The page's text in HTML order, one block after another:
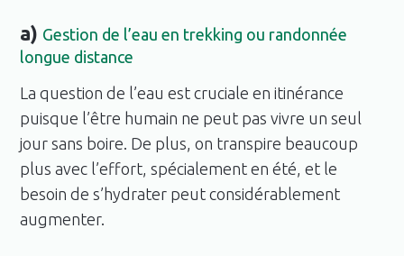
a) Gestion de l’eau en trekking ou randonnée
longue distance
La question de l’eau est cruciale en itinérance
puisque l’être humain ne peut pas vivre un seul
jour sans boire. De plus, on transpire beaucoup
plus avec l’effort, spécialement en été, et le
besoin de s’hydrater peut considérablement
augmenter.